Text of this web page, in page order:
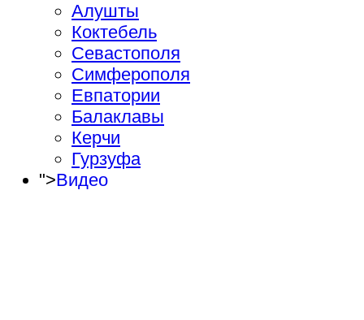
Алушты
Коктебель
Севастополя
Симферополя
Евпатории
Балаклавы
Керчи
Гурзуфа
">Видео